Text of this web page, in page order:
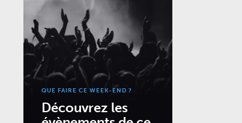
QUE FAIRE CE WEEK-END ?
Découvrez les